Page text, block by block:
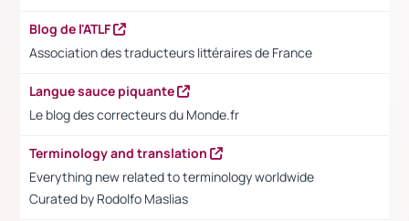
Blog de l'ATLF
Association des traducteurs littéraires de France
Langue sauce piquante
Le blog des correcteurs du Monde.fr
Terminology and translation
Everything new related to terminology worldwide
Curated by Rodolfo Maslias